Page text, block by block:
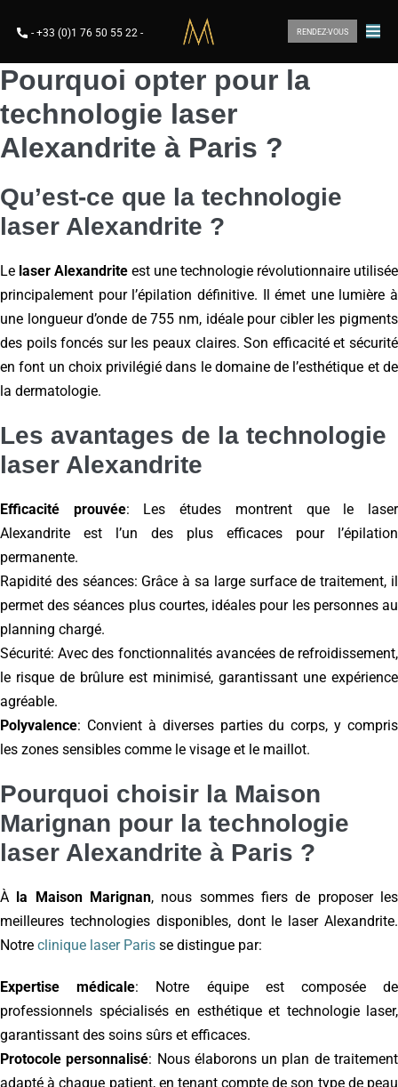
- +33 (0)1 76 50 55 22 - RENDEZ-VOUS
Pourquoi opter pour la
technologie laser
Alexandrite à Paris ?
Qu’est-ce que la technologie
laser Alexandrite ?
Le laser Alexandrite est une technologie révolutionnaire utilisée
principalement pour l’épilation définitive. Il émet une lumière à
une longueur d’onde de 755 nm, idéale pour cibler les pigments
des poils foncés sur les peaux claires. Son efficacité et sécurité
en font un choix privilégié dans le domaine de l’esthétique et de
la dermatologie.
Les avantages de la technologie
laser Alexandrite
Efficacité prouvée: Les études montrent que le laser
Alexandrite est l’un des plus efficaces pour l’épilation
permanente.
Rapidité des séances: Grâce à sa large surface de traitement, il
permet des séances plus courtes, idéales pour les personnes au
planning chargé.
Sécurité: Avec des fonctionnalités avancées de refroidissement,
le risque de brûlure est minimisé, garantissant une expérience
agréable.
Polyvalence: Convient à diverses parties du corps, y compris
les zones sensibles comme le visage et le maillot.
Pourquoi choisir la Maison
Marignan pour la technologie
laser Alexandrite à Paris ?
À la Maison Marignan, nous sommes fiers de proposer les
meilleures technologies disponibles, dont le laser Alexandrite.
Notre clinique laser Paris se distingue par:
Expertise médicale: Notre équipe est composée de
professionnels spécialisés en esthétique et technologie laser,
garantissant des soins sûrs et efficaces.
Protocole personnalisé: Nous élaborons un plan de traitement
adapté à chaque patient, en tenant compte de son type de peau